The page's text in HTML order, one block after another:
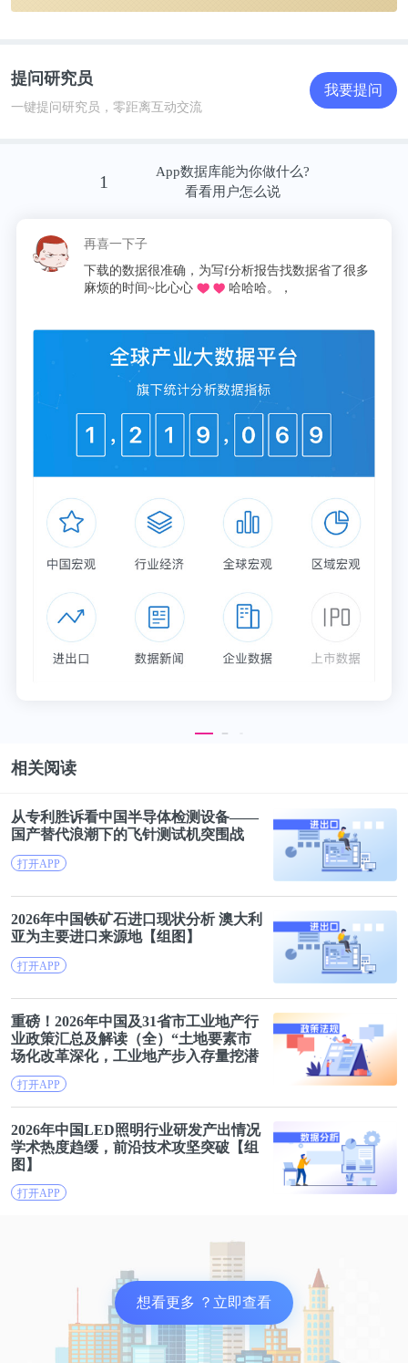
提问研究员
一键提问研究员，零距离互动交流
我要提问
1
App数据库能为你做什么?
看看用户怎么说
再喜一下子
下载的数据很准确，为写f分析报告找数据省了很多
麻烦的时间~比心心
哈哈哈。，
相关阅读
从专利胜诉看中国半导体检测设备——
国产替代浪潮下的飞针测试机突围战
打开APP
2026年中国铁矿石进口现状分析 澳大利
亚为主要进口来源地【组图】
打开APP
重磅！2026年中国及31省市工业地产行
业政策汇总及解读（全）“土地要素市
场化改革深化，工业地产步入存量挖潜
与创新供地并重新阶段”
打开APP
2026年中国LED照明行业研发产出情况
学术热度趋缓，前沿技术攻坚突破【组
图】
打开APP
想看更多 ？立即查看